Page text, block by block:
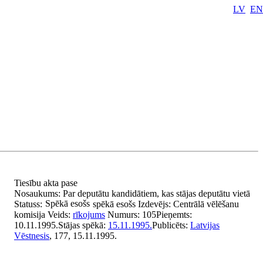
LV EN
Tiesību akta pase
Nosaukums: Par deputātu kandidātiem, kas stājas deputātu vietā
Statuss: Spēkā esošs spēkā esošs Izdevējs: Centrālā vēlēšanu
komisija Veids: rīkojums Numurs: 105Pieņemts:
10.11.1995.Stājas spēkā: 15.11.1995.Publicēts: Latvijas
Vēstnesis, 177, 15.11.1995.